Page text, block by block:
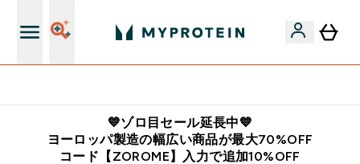
💙ゾロ目セール延長中💙
ヨーロッパ製造の幅広い商品が最大70%OFF
コード【ZOROME】入力で追加10%OFF